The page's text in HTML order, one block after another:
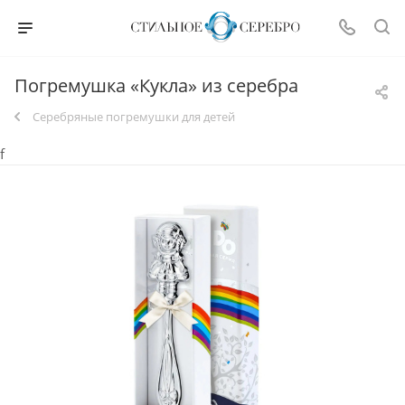
Погремушка «Кукла» из серебра
Серебряные погремушки для детей
f